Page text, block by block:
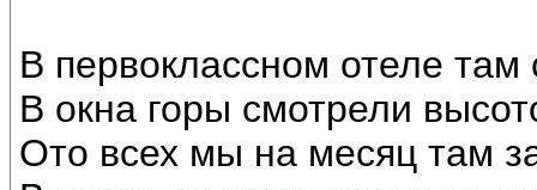
В первоклассном отеле там
В окна горы смотрели
Ото всех мы на месяц там